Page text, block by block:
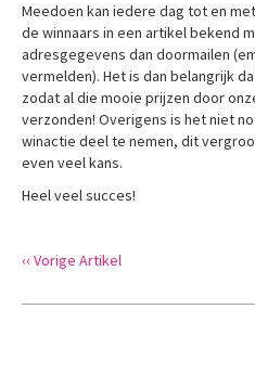
Meedoen kan iedere dag tot en
de winnaars in een artikel bekend
adresgegevens dan doormailen
vermelden). Het is dan belangrijk
zodat al die mooie prijzen door
verzonden! Overigens is het niet
winactie deel te nemen, dit
even veel kans.
Heel veel succes!
‹‹ Vorige Artikel